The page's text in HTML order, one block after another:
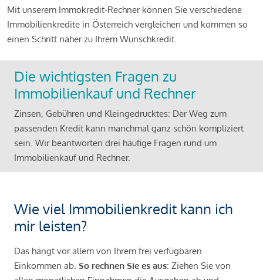
Mit unserem Immokredit-Rechner können Sie verschiedene
Immobilienkredite in Österreich vergleichen und kommen so
einen Schritt näher zu Ihrem Wunschkredit.
Die wichtigsten Fragen zu
Immobilienkauf und Rechner
Zinsen, Gebühren und Kleingedrucktes: Der Weg zum
passenden Kredit kann manchmal ganz schön kompliziert
sein. Wir beantworten drei häufige Fragen rund um
Immobilienkauf und Rechner.
Wie viel Immobilienkredit kann ich
mir leisten?
Das hängt vor allem von Ihrem frei verfügbaren
Einkommen ab. So rechnen Sie es aus: Ziehen Sie von